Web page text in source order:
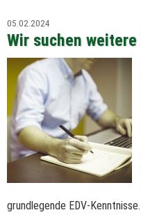
05.02.2024
Wir suchen
grundlegende EDV-Kenntnisse.